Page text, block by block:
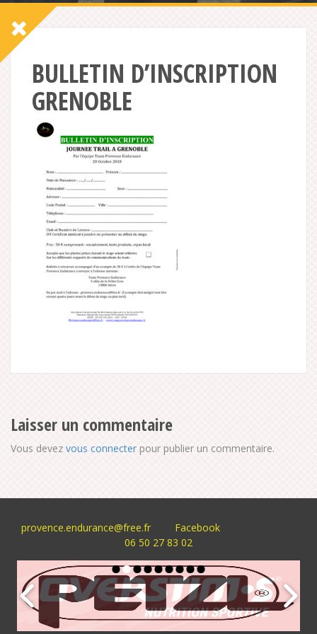
BULLETIN D’INSCRIPTION
GRENOBLE
Laisser un commentaire
Vous devez vous connecter pour publier un commentaire.
provence.endurance@free.fr
Facebook
06 50 27 83 02